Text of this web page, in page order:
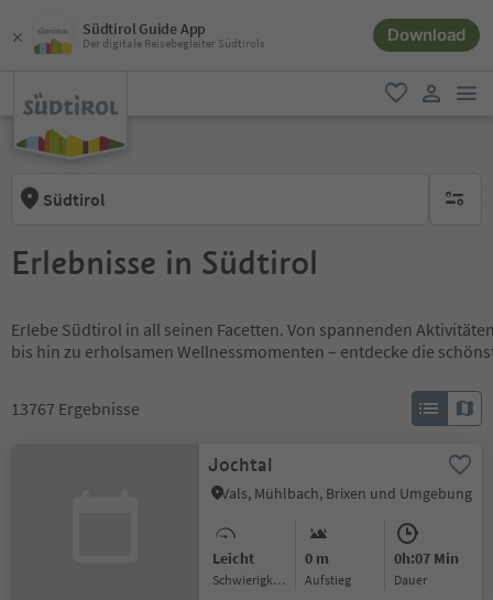
Südtirol Guide App
Der digitale Reisebegleiter Südtirols Download
favorit
Südtirol keine
Erlebnisse in Südtirol
Erlebe Südtirol in all seinen Facetten. Von spannenden
bis hin zu erholsamen Wellnessmomenten – entdecke die
13767 Ergebnisse
Jochtal
Vals, Mühlbach, Brixen und Umgebung
Leicht
Schwierigkeitsgrad
0 m
Aufstieg
0h:07 Min
Dauer